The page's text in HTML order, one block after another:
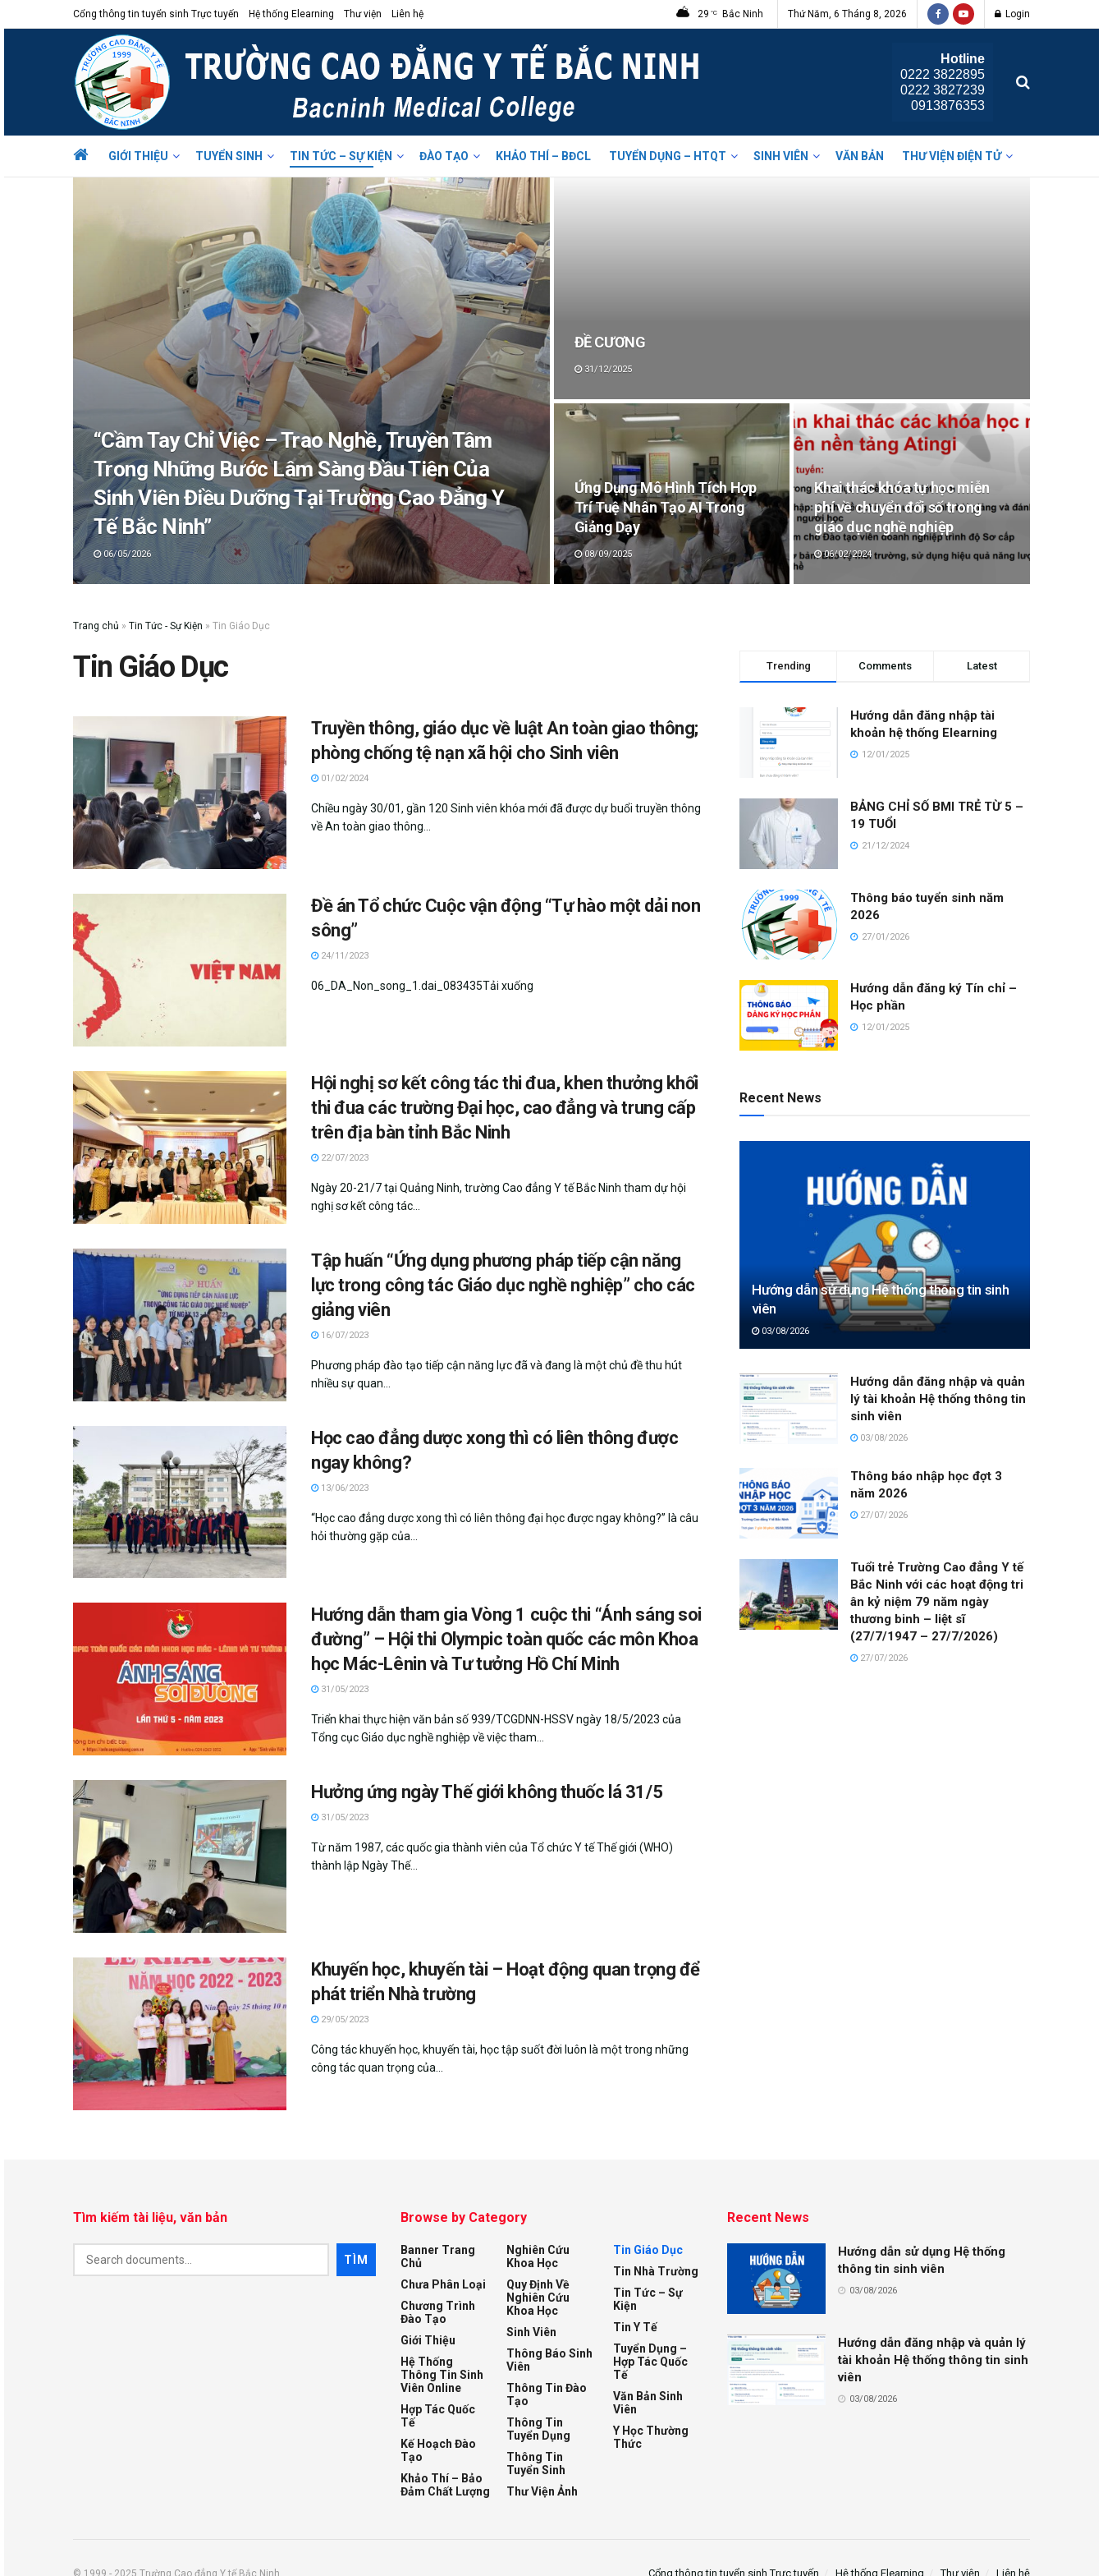
Cổng thông tin tuyển sinh Trực tuyến Hệ thống Elearning Thư viện Liên hệ 29 °C Bắc Ninh Thứ Năm, 6 Tháng 8, 2026 Login
Hotline
0222 3822895
0222 3827239
0913876353
GIỚI THIỆU TUYỂN SINH TIN TỨC – SỰ KIỆN ĐÀO TẠO KHẢO THÍ – BĐCL TUYỂN DỤNG – HTQT SINH VIÊN VĂN BẢN THƯ VIỆN ĐIỆN TỬ
“Cầm Tay Chỉ Việc – Trao Nghề, Truyền Tâm
Trong Những Bước Lâm Sàng Đầu Tiên Của
Sinh Viên Điều Dưỡng Tại Trường Cao Đẳng Y
Tế Bắc Ninh”
06/05/2026
ĐỀ CƯƠNG
31/12/2025
Ứng Dụng Mô Hình Tích Hợp
Trí Tuệ Nhân Tạo AI Trong
Giảng Dạy
08/09/2025
Khai thác khóa tự học miễn
phí về chuyển đổi số trong
giáo dục nghề nghiệp
06/02/2024
Trang chủ » Tin Tức - Sự Kiện » Tin Giáo Dục
Tin Giáo Dục
Truyền thông, giáo dục về luật An toàn giao thông;
phòng chống tệ nạn xã hội cho Sinh viên
01/02/2024
Chiều ngày 30/01, gần 120 Sinh viên khóa mới đã được dự buổi truyền thông
về An toàn giao thông...
Đề án Tổ chức Cuộc vận động “Tự hào một dải non
sông”
24/11/2023
06_DA_Non_song_1.dai_083435Tải xuống
Hội nghị sơ kết công tác thi đua, khen thưởng khối
thi đua các trường Đại học, cao đẳng và trung cấp
trên địa bàn tỉnh Bắc Ninh
22/07/2023
Ngày 20-21/7 tại Quảng Ninh, trường Cao đẳng Y tế Bắc Ninh tham dự hội
nghị sơ kết công tác...
Tập huấn “Ứng dụng phương pháp tiếp cận năng
lực trong công tác Giáo dục nghề nghiệp” cho các
giảng viên
16/07/2023
Phương pháp đào tạo tiếp cận năng lực đã và đang là một chủ đề thu hút
nhiều sự quan...
Học cao đẳng dược xong thì có liên thông được
ngay không?
13/06/2023
“Học cao đẳng dược xong thì có liên thông đại học được ngay không?” là câu
hỏi thường gặp của...
Hướng dẫn tham gia Vòng 1 cuộc thi “Ánh sáng soi
đường” – Hội thi Olympic toàn quốc các môn Khoa
học Mác-Lênin và Tư tưởng Hồ Chí Minh
31/05/2023
Triển khai thực hiện văn bản số 939/TCGDNN-HSSV ngày 18/5/2023 của
Tổng cục Giáo dục nghề nghiệp về việc tham...
Hưởng ứng ngày Thế giới không thuốc lá 31/5
31/05/2023
Từ năm 1987, các quốc gia thành viên của Tổ chức Y tế Thế giới (WHO)
thành lập Ngày Thế...
Khuyến học, khuyến tài – Hoạt động quan trọng để
phát triển Nhà trường
29/05/2023
Công tác khuyến học, khuyến tài, học tập suốt đời luôn là một trong những
công tác quan trọng của...
Trending Comments Latest
Hướng dẫn đăng nhập tài
khoản hệ thống Elearning
12/01/2025
BẢNG CHỈ SỐ BMI TRẺ TỪ 5 –
19 TUỔI
21/12/2024
Thông báo tuyển sinh năm
2026
27/01/2026
Hướng dẫn đăng ký Tín chỉ –
Học phần
12/01/2025
Recent News
Hướng dẫn sử dụng Hệ thống thông tin sinh
viên
03/08/2026
Hướng dẫn đăng nhập và quản
lý tài khoản Hệ thống thông tin
sinh viên
03/08/2026
Thông báo nhập học đợt 3
năm 2026
27/07/2026
Tuổi trẻ Trường Cao đẳng Y tế
Bắc Ninh với các hoạt động tri
ân kỷ niệm 79 năm ngày
thương binh – liệt sĩ
(27/7/1947 – 27/7/2026)
27/07/2026
Tìm kiếm tài liệu, văn bản
TÌM
Browse by Category
Banner Trang
Chủ
Chưa Phân Loại
Chương Trình
Đào Tạo
Giới Thiệu
Hệ Thống
Thông Tin Sinh
Viên Online
Hợp Tác Quốc
Tế
Kế Hoạch Đào
Tạo
Khảo Thí – Bảo
Đảm Chất Lượng
Nghiên Cứu
Khoa Học
Quy Định Về
Nghiên Cứu
Khoa Học
Sinh Viên
Thông Báo Sinh
Viên
Thông Tin Đào
Tạo
Thông Tin
Tuyển Dụng
Thông Tin
Tuyển Sinh
Thư Viện Ảnh
Tin Giáo Dục
Tin Nhà Trường
Tin Tức – Sự
Kiện
Tin Y Tế
Tuyển Dụng –
Hợp Tác Quốc
Tế
Văn Bản Sinh
Viên
Y Học Thường
Thức
Recent News
Hướng dẫn sử dụng Hệ thống
thông tin sinh viên
03/08/2026
Hướng dẫn đăng nhập và quản lý
tài khoản Hệ thống thông tin sinh
viên
03/08/2026
Cổng thông tin tuyển sinh Trực tuyến Hệ thống Elearning Thư viện Liên hệ
© 1999 - 2025 Trường Cao đẳng Y tế Bắc Ninh